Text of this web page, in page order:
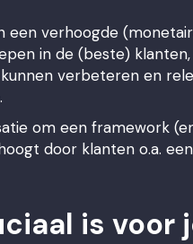
een verhoogde
in de (beste)
verbeteren en
om een framework
door klanten o.a.
is